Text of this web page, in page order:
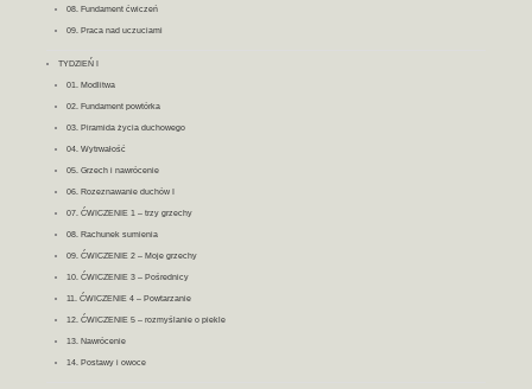
08. Fundament ćwiczeń
09. Praca nad uczuciami
TYDZIEŃ I
01. Modlitwa
02. Fundament powtórka
03. Piramida życia duchowego
04. Wytrwałość
05. Grzech i nawrócenie
06. Rozeznawanie duchów I
07. ĆWICZENIE 1 – trzy grzechy
08. Rachunek sumienia
09. ĆWICZENIE 2 – Moje grzechy
10. ĆWICZENIE 3 – Pośrednicy
11. ĆWICZENIE 4 – Powtarzanie
12. ĆWICZENIE 5 – rozmyślanie o piekle
13. Nawrócenie
14. Postawy i owoce